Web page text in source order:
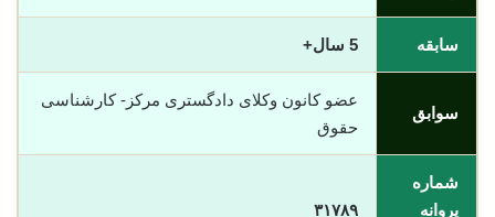
سابقه 5 سال+
سوابق
عضو کانون وکلای دادگستری مرکز- کارشناسی
حقوق
شماره
پروانه
٣١٧٨٩